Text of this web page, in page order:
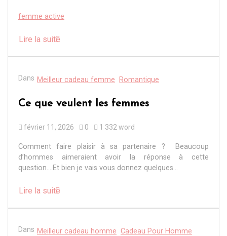
femme active
Lire la suite
Dans Meilleur cadeau femme Romantique
Ce que veulent les femmes
février 11, 2026 0 1 332 word
Comment faire plaisir à sa partenaire ? Beaucoup
d’hommes aimeraient avoir la réponse à cette
question….Et bien je vais vous donnez quelques...
Lire la suite
Dans Meilleur cadeau homme Cadeau Pour Homme